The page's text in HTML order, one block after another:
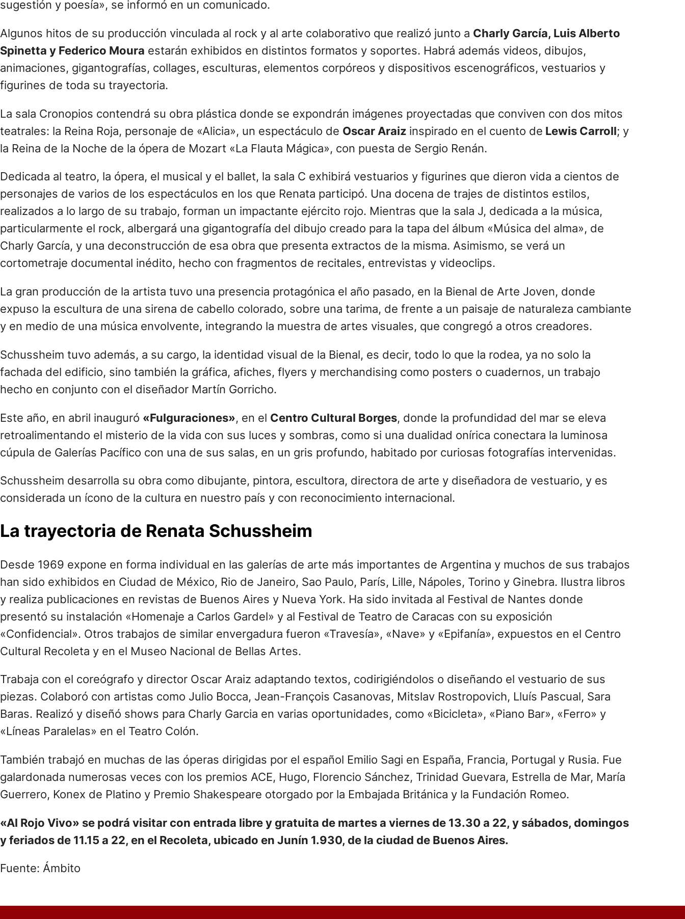
sugestión y poesía», se informó en un comunicado.
Algunos hitos de su producción vinculada al rock y al arte colaborativo que realizó junto a Charly García, Luis Alberto
Spinetta y Federico Moura estarán exhibidos en distintos formatos y soportes. Habrá además videos, dibujos,
animaciones, gigantografías, collages, esculturas, elementos corpóreos y dispositivos escenográficos, vestuarios y
figurines de toda su trayectoria.
La sala Cronopios contendrá su obra plástica donde se expondrán imágenes proyectadas que conviven con dos mitos
teatrales: la Reina Roja, personaje de «Alicia», un espectáculo de Oscar Araiz inspirado en el cuento de Lewis Carroll; y
la Reina de la Noche de la ópera de Mozart «La Flauta Mágica», con puesta de Sergio Renán.
Dedicada al teatro, la ópera, el musical y el ballet, la sala C exhibirá vestuarios y figurines que dieron vida a cientos de
personajes de varios de los espectáculos en los que Renata participó. Una docena de trajes de distintos estilos,
realizados a lo largo de su trabajo, forman un impactante ejército rojo. Mientras que la sala J, dedicada a la música,
particularmente el rock, albergará una gigantografía del dibujo creado para la tapa del álbum «Música del alma», de
Charly García, y una deconstrucción de esa obra que presenta extractos de la misma. Asimismo, se verá un
cortometraje documental inédito, hecho con fragmentos de recitales, entrevistas y videoclips.
La gran producción de la artista tuvo una presencia protagónica el año pasado, en la Bienal de Arte Joven, donde
expuso la escultura de una sirena de cabello colorado, sobre una tarima, de frente a un paisaje de naturaleza cambiante
y en medio de una música envolvente, integrando la muestra de artes visuales, que congregó a otros creadores.
Schussheim tuvo además, a su cargo, la identidad visual de la Bienal, es decir, todo lo que la rodea, ya no solo la
fachada del edificio, sino también la gráfica, afiches, flyers y merchandising como posters o cuadernos, un trabajo
hecho en conjunto con el diseñador Martín Gorricho.
Este año, en abril inauguró «Fulguraciones», en el Centro Cultural Borges, donde la profundidad del mar se eleva
retroalimentando el misterio de la vida con sus luces y sombras, como si una dualidad onírica conectara la luminosa
cúpula de Galerías Pacífico con una de sus salas, en un gris profundo, habitado por curiosas fotografías intervenidas.
Schussheim desarrolla su obra como dibujante, pintora, escultora, directora de arte y diseñadora de vestuario, y es
considerada un ícono de la cultura en nuestro país y con reconocimiento internacional.
La trayectoria de Renata Schussheim
Desde 1969 expone en forma individual en las galerías de arte más importantes de Argentina y muchos de sus trabajos
han sido exhibidos en Ciudad de México, Rio de Janeiro, Sao Paulo, París, Lille, Nápoles, Torino y Ginebra. Ilustra libros
y realiza publicaciones en revistas de Buenos Aires y Nueva York. Ha sido invitada al Festival de Nantes donde
presentó su instalación «Homenaje a Carlos Gardel» y al Festival de Teatro de Caracas con su exposición
«Confidencial». Otros trabajos de similar envergadura fueron «Travesía», «Nave» y «Epifanía», expuestos en el Centro
Cultural Recoleta y en el Museo Nacional de Bellas Artes.
Trabaja con el coreógrafo y director Oscar Araiz adaptando textos, codirigiéndolos o diseñando el vestuario de sus
piezas. Colaboró con artistas como Julio Bocca, Jean-François Casanovas, Mitslav Rostropovich, Lluís Pascual, Sara
Baras. Realizó y diseñó shows para Charly Garcia en varias oportunidades, como «Bicicleta», «Piano Bar», «Ferro» y
«Líneas Paralelas» en el Teatro Colón.
También trabajó en muchas de las óperas dirigidas por el español Emilio Sagi en España, Francia, Portugal y Rusia. Fue
galardonada numerosas veces con los premios ACE, Hugo, Florencio Sánchez, Trinidad Guevara, Estrella de Mar, María
Guerrero, Konex de Platino y Premio Shakespeare otorgado por la Embajada Británica y la Fundación Romeo.
«Al Rojo Vivo» se podrá visitar con entrada libre y gratuita de martes a viernes de 13.30 a 22, y sábados, domingos
y feriados de 11.15 a 22, en el Recoleta, ubicado en Junín 1.930, de la ciudad de Buenos Aires.
Fuente: Ámbito